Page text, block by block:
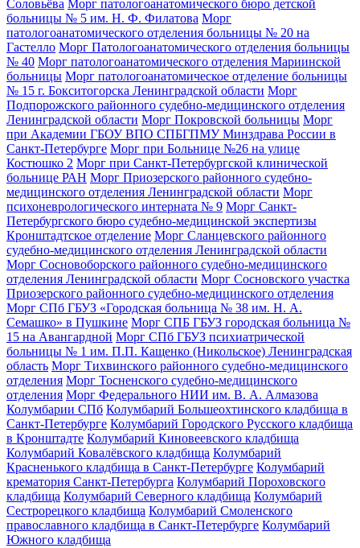
Соловьёва Морг патологоанатомического бюро детской
больницы № 5 им. Н. Ф. Филатова Морг
патологоанатомического отделения больницы № 20 на
Гастелло Морг Патологоанатомического отделения больницы
№ 40 Морг патологоанатомического отделения Мариинской
больницы Морг патологоанатомическое отделение больницы
№ 15 г. Бокситогорска Ленинградской области Морг
Подпорожского районного судебно-медицинского отделения
Ленинградской области Морг Покровской больницы Морг
при Академии ГБОУ ВПО СПБГПМУ Минздрава России в
Санкт-Петербурге Морг при Больнице №26 на улице
Костюшко 2 Морг при Санкт-Петербургской клинической
больнице РАН Морг Приозерского районного судебно-
медицинского отделения Ленинградской области Морг
психоневрологического интерната № 9 Морг Санкт-
Петербургского бюро судебно-медицинской экспертизы
Кронштадтское отделение Морг Сланцевского районного
судебно-медицинского отделения Ленинградской области
Морг Сосновоборского районного судебно-медицинского
отделения Ленинградской области Морг Сосновского участка
Приозерского районного судебно-медицинского отделения
Морг СПб ГБУЗ «Городская больница № 38 им. Н. А.
Семашко» в Пушкине Морг СПБ ГБУЗ городская больница №
15 на Авангардной Морг СПб ГБУЗ психиатрической
больницы № 1 им. П.П. Кащенко (Никольское) Ленинградская
область Морг Тихвинского районного судебно-медицинского
отделения Морг Тосненского судебно-медицинского
отделения Морг Федерального НИИ им. В. А. Алмазова
Колумбарии СПб Колумбарий Большеохтинского кладбища в
Санкт-Петербурге Колумбарий Городского Русского кладбища
в Кронштадте Колумбарий Киновеевского кладбища
Колумбарий Ковалёвского кладбища Колумбарий
Красненького кладбища в Санкт-Петербурге Колумбарий
крематория Cанкт-Петербурга Колумбарий Пороховского
кладбища Колумбарий Северного кладбища Колумбарий
Сестрорецкого кладбища Колумбарий Смоленского
православного кладбища в Санкт-Петербурге Колумбарий
Южного кладбища